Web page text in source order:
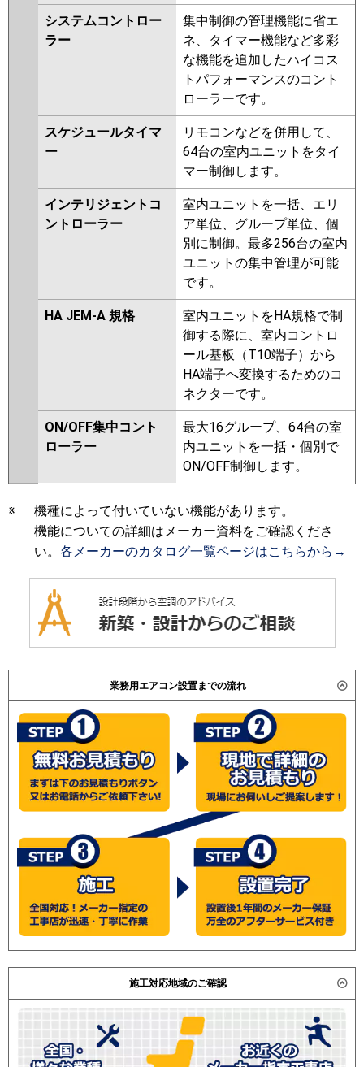
システムコントロー
ラー
集中制御の管理機能に省エ
ネ、タイマー機能など多彩
な機能を追加したハイコス
トパフォーマンスのコント
ローラーです。
スケジュールタイマ
ー
リモコンなどを併用して、
64台の室内ユニットをタイ
マー制御します。
インテリジェントコ
ントローラー
室内ユニットを一括、エリ
ア単位、グループ単位、個
別に制御。最多256台の室内
ユニットの集中管理が可能
です。
HA JEM-A 規格
室内ユニットをHA規格で制
御する際に、室内コントロ
ール基板（T10端子）から
HA端子へ変換するためのコ
ネクターです。
ON/OFF集中コント
ローラー
最大16グループ、64台の室
内ユニットを一括・個別で
ON/OFF制御します。
※
機種によって付いていない機能があります。
機能についての詳細はメーカー資料をご確認くださ
い。 各メーカーのカタログ一覧ページはこちらから→
業務用エアコン設置までの流れ
施工対応地域のご確認